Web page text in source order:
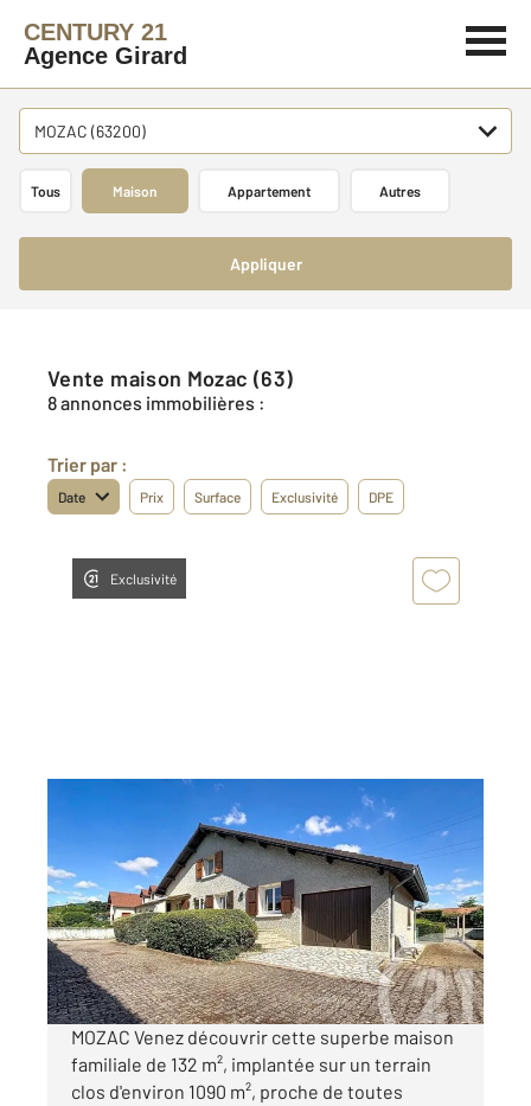
CENTURY 21
Agence Girard
MOZAC (63200)
Tous Maison Appartement Autres
Appliquer
Vente maison Mozac (63)
8 annonces immobilières :
Trier par :
Date Prix Surface Exclusivité DPE
Exclusivité
, 5 pièces
Ref : 25099
Maison à vendre
264 500 €
Visiter le site dédié
MOZAC Venez découvrir cette superbe maison
familiale de 132 m², implantée sur un terrain
clos d'environ 1090 m², proche de toutes